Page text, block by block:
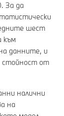
За да
шест
към
данните, и
стойност от
налични
на